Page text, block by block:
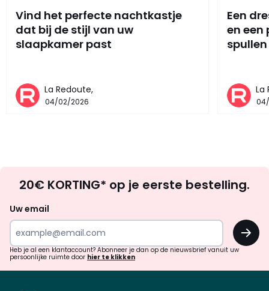
Vind het perfecte nachtkastje
dat bij de stijl van uw
slaapkamer past
La Redoute,
04/02/2026
Een
en een
spullen
La
zoek
inspiratie
verrassingen?
20€ KORTING* op je eerste bestelling.
Uw email
OK
Heb je al een klantaccount? Abonneer je dan op de nieuwsbrief vanuit uw
persoonlijke ruimte door hier te klikken